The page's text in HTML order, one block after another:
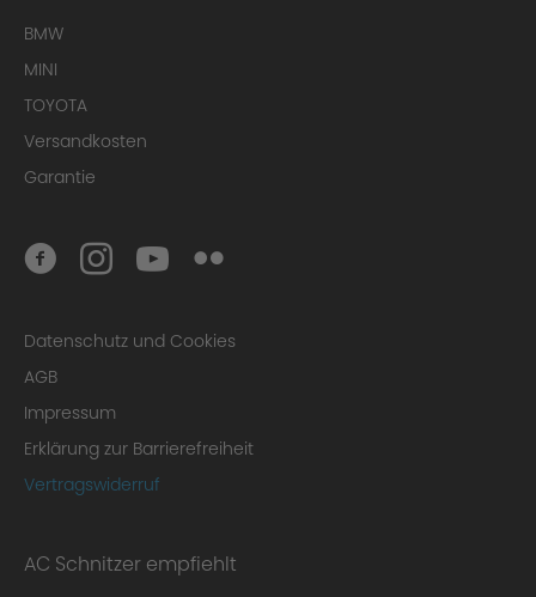
BMW
MINI
TOYOTA
Versandkosten
Garantie
Datenschutz und Cookies
AGB
Impressum
Erklärung zur Barrierefreiheit
Vertragswiderruf
AC Schnitzer empfiehlt